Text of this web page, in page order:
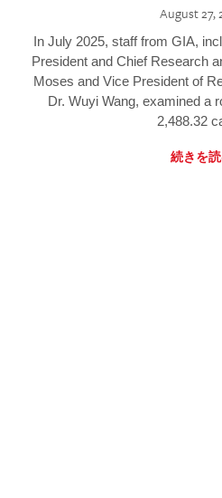
August 27,
In July 2025, staff from GIA,
President and Chief Research
Moses and Vice President of
Dr. Wuyi Wang, examined a
2,488.32
続きを